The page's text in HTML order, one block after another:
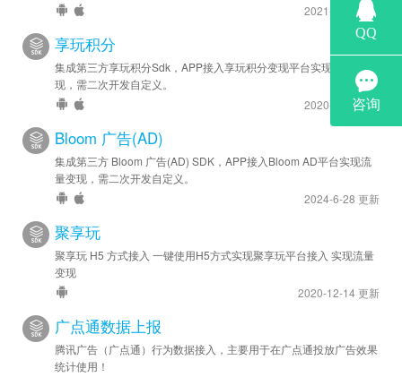
2021-10-7 更新
享玩积分
集成第三方享玩积分Sdk，APP接入享玩积分变现平台实现流量变
现，需二次开发自定义。
2020-8-20 更新
Bloom 广告(AD)
集成第三方 Bloom 广告(AD) SDK，APP接入Bloom AD平台实现流
量变现，需二次开发自定义。
2024-6-28 更新
聚享玩
聚享玩 H5 方式接入 一键使用H5方式实现聚享玩平台接入 实现流量
变现
2020-12-14 更新
广点通数据上报
腾讯广告（广点通）行为数据接入，主要用于在广点通投放广告效果
统计使用！